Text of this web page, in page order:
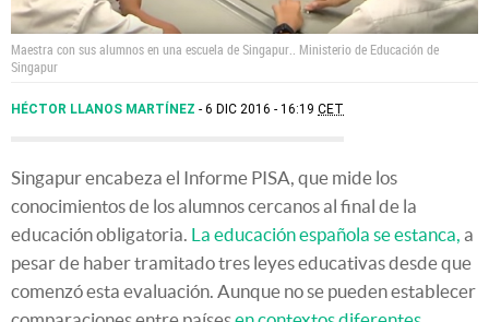
Maestra con sus alumnos en una escuela de Singapur.. Ministerio de Educación de
Singapur
HÉCTOR LLANOS MARTÍNEZ 6 DIC 2016 - 16:19 CET
Singapur encabeza el Informe PISA, que mide los
conocimientos de los alumnos cercanos al final de la
educación obligatoria. La educación española se estanca, a
pesar de haber tramitado tres leyes educativas desde que
comenzó esta evaluación. Aunque no se pueden establecer